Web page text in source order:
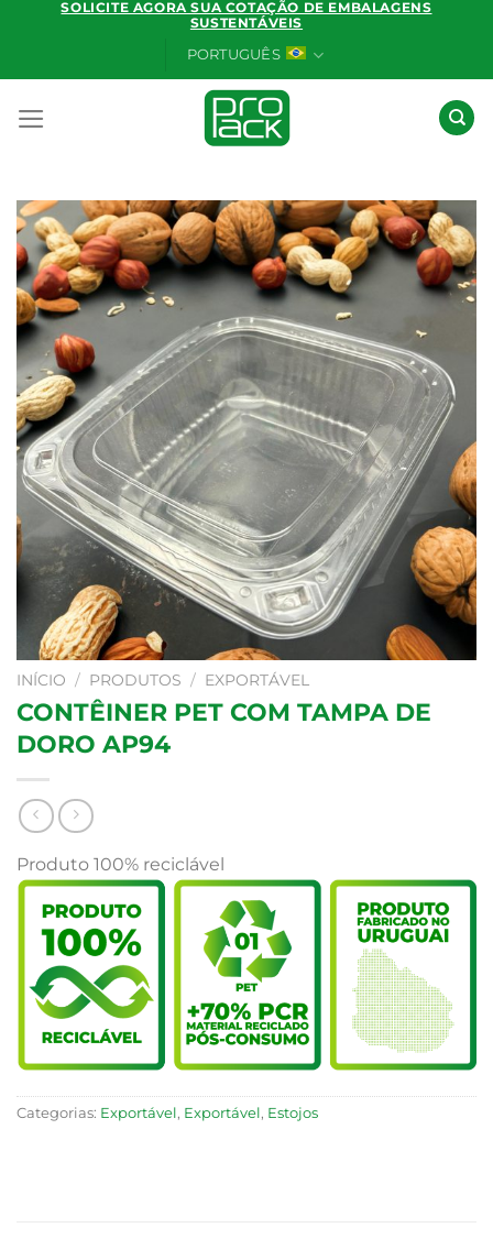
SOLICITE AGORA SUA COTAÇÃO DE EMBALAGENS
SUSTENTÁVEIS
PORTUGUÊS
INÍCIO / PRODUTOS / EXPORTÁVEL
CONTÊINER PET COM TAMPA DE
DORO AP94
Produto 100% reciclável
Categorias: Exportável , Exportável , Estojos